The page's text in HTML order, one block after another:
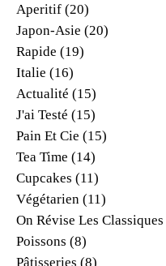
Aperitif (20)
Japon-Asie (20)
Rapide (19)
Italie (16)
Actualité (15)
J'ai Testé (15)
Pain Et Cie (15)
Tea Time (14)
Cupcakes (11)
Végétarien (11)
On Révise Les Classiques
Poissons (8)
Pâtisseries (8)